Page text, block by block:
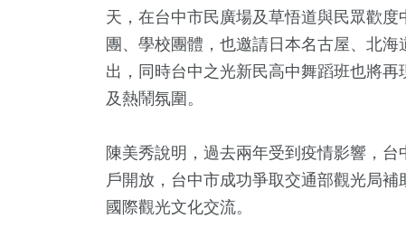
天，在台中市民廣場及草悟道與民眾歡
團、學校團體，也邀請日本名古屋、北
出，同時台中之光新民高中舞蹈班也將
及熱鬧氛圍。
陳美秀說明，過去兩年受到疫情影響，
戶開放，台中市成功爭取交通部觀光局
國際觀光文化交流。
195+
健康及醫療
11+
2024立委選戰